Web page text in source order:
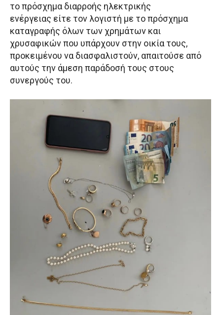
το πρόσχημα διαρροής ηλεκτρικής
ενέργειας είτε τον λογιστή με το πρόσχημα
καταγραφής όλων των χρημάτων και
χρυσαφικών που υπάρχουν στην οικία τους,
προκειμένου να διασφαλιστούν, απαιτούσε από
αυτούς την άμεση παράδοσή τους στους
συνεργούς του.